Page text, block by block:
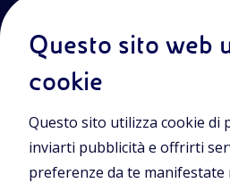
Entra nel mondo Eniscuola.Scopri gli
metodologie innovative per la
multimediali, lezioni digitali e
di attualità. Eniscuola è una
Questo sito web
cookie
Questo sito utilizza cookie di
inviarti pubblicità e offrirti
preferenze da te manifestate